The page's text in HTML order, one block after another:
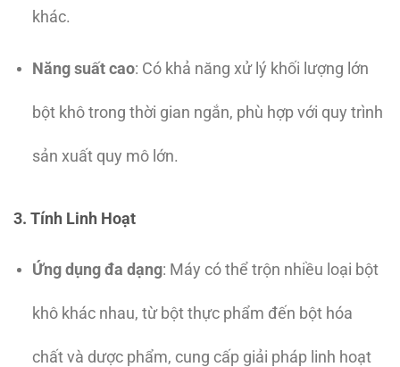
khác.
Năng suất cao: Có khả năng xử lý khối lượng lớn
bột khô trong thời gian ngắn, phù hợp với quy trình
sản xuất quy mô lớn.
3. Tính Linh Hoạt
Ứng dụng đa dạng: Máy có thể trộn nhiều loại bột
khô khác nhau, từ bột thực phẩm đến bột hóa
chất và dược phẩm, cung cấp giải pháp linh hoạt